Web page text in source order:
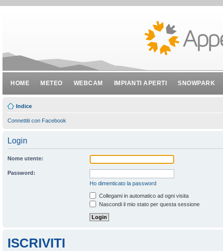
HOME METEO WEBCAM IMPIANTI APERTI SNOWPARK
Indice
Connettiti con Facebook
Login
Nome utente:
Password:
Ho dimenticato la password
Collegami in automatico ad ogni visita
Nascondi il mio stato per questa sessione
ISCRIVITI